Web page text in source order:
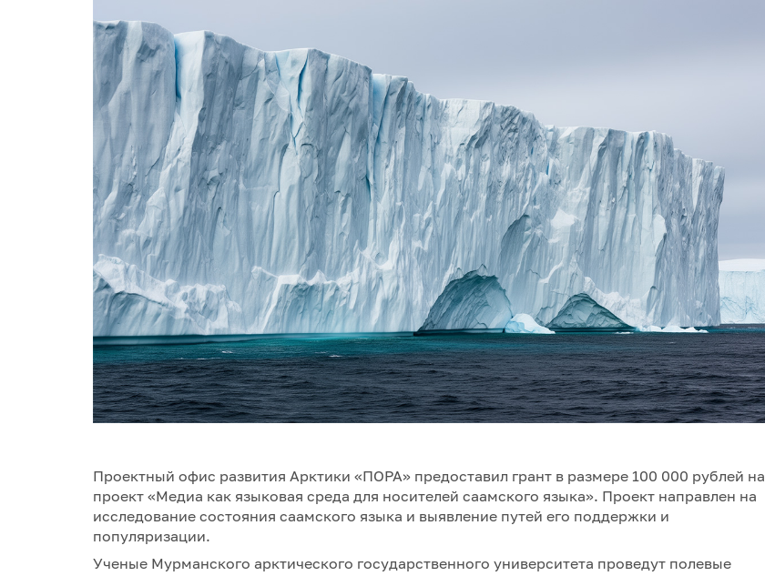
Проектный офис развития Арктики «ПОРА» предоставил грант в размере 100 000 рублей на
проект «Медиа как языковая среда для носителей саамского языка». Проект направлен на
исследование состояния саамского языка и выявление путей его поддержки и
популяризации.
Ученые Мурманского арктического государственного университета проведут полевые